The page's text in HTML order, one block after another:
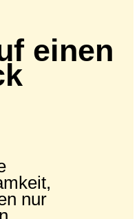
einen
nur